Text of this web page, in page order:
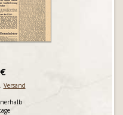
Versand